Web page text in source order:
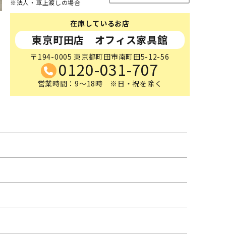
※法人・車上渡しの場合
在庫しているお店
東京町田店 オフィス家具館
〒194-0005 東京都町田市南町田5-12-56
0120-031-707
営業時間：9～18時 ※日・祝を除く